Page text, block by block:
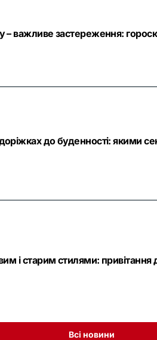
– важливе застереження:
до буденності: якими
і старим стилями:
Всі новини